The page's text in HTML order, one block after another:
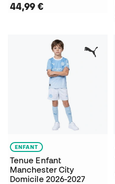
44,99 €
ENFANT
Tenue Enfant
Manchester City
Domicile 2026-2027